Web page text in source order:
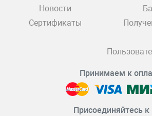
Новости
Сертификаты
Принимаем к
Присоединяйтесь